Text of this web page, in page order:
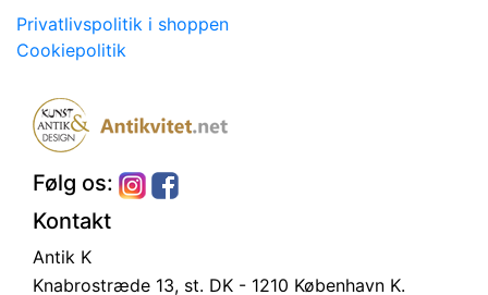
Privatlivspolitik i shoppen
Cookiepolitik
Følg os:
Kontakt
Antik K
Knabrostræde 13, st. DK - 1210 København K.